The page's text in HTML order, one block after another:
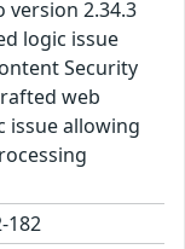
version 2.34.3
logic issue
Security
web
issue allowing
182